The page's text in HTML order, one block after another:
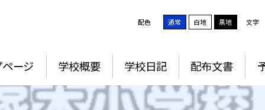
配色 通常 白地 黒地 文字
ページ 学校概要 学校日記 配布文書